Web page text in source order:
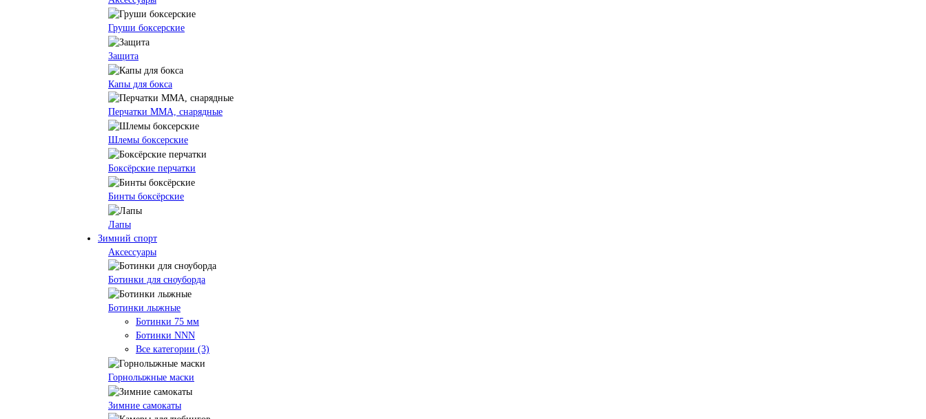
Груши боксерские
Защита
Капы для бокса
Перчатки ММА, снарядные
Шлемы боксерские
Боксёрские перчатки
Бинты боксёрские
Лапы
Зимний спорт
Аксессуары
Ботинки для сноуборда
Ботинки лыжные
Ботинки 75 мм
Ботинки NNN
Все категории (3)
Горнолыжные маски
Зимние самокаты